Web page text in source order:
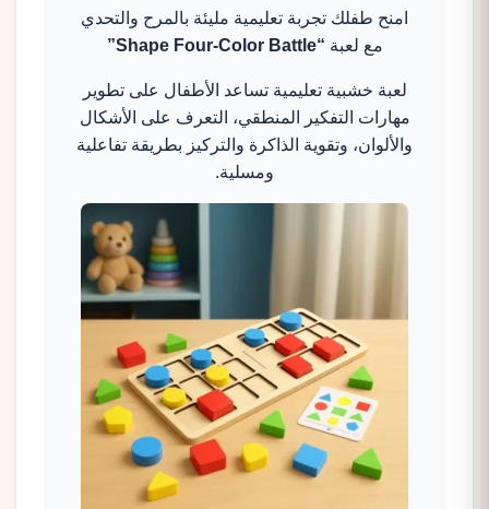
امنح طفلك تجربة تعليمية مليئة بالمرح والتحدي
مع لعبة “Shape Four-Color Battle”
لعبة خشبية تعليمية تساعد الأطفال على تطوير
مهارات التفكير المنطقي، التعرف على الأشكال
والألوان، وتقوية الذاكرة والتركيز بطريقة تفاعلية
ومسلية.